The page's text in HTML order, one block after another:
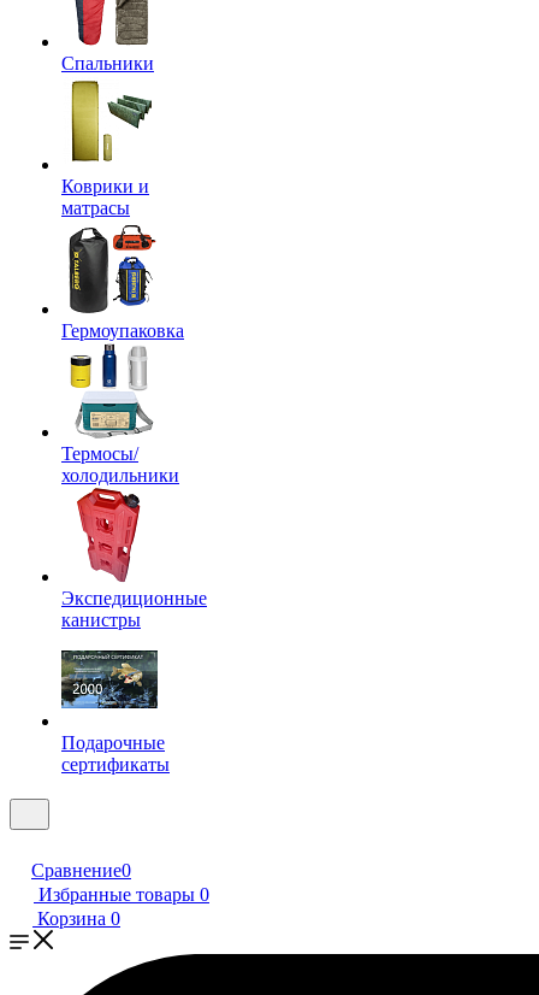
Спальники
Коврики и
матрасы
Гермоупаковка
Термосы/
холодильники
Экспедиционные
канистры
Подарочные
сертификаты
Сравнение0
Избранные товары 0
Корзина 0